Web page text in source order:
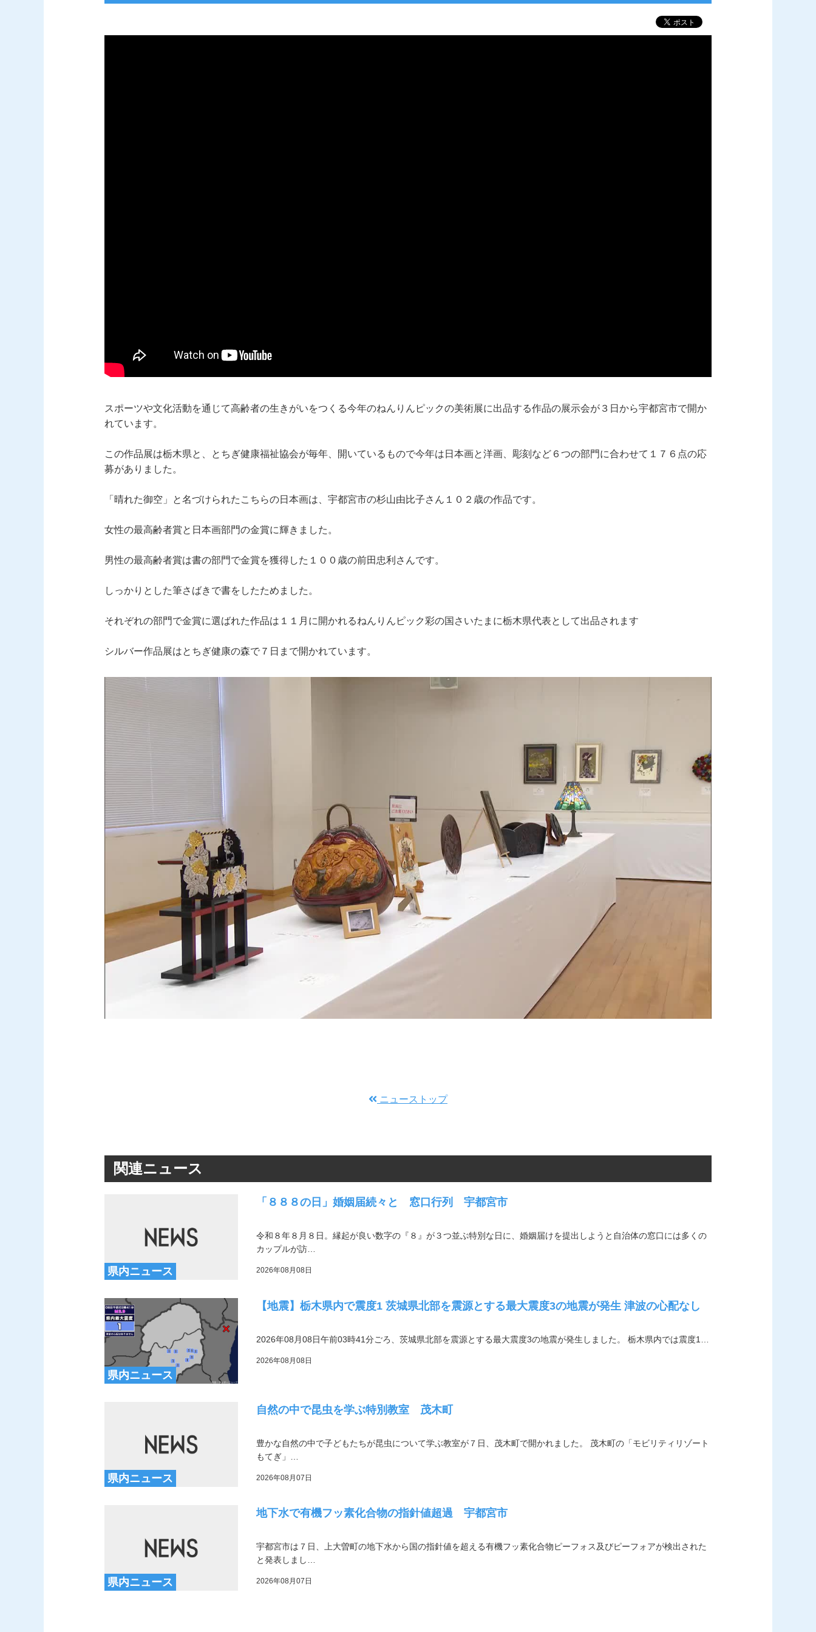
スポーツや文化活動を通じて高齢者の生きがいをつくる今年のねんりんピックの美術展に出品する作品の展示会が３日から宇都宮市で開か
れています。
この作品展は栃木県と、とちぎ健康福祉協会が毎年、開いているもので今年は日本画と洋画、彫刻など６つの部門に合わせて１７６点の応
募がありました。
「晴れた御空」と名づけられたこちらの日本画は、宇都宮市の杉山由比子さん１０２歳の作品です。
女性の最高齢者賞と日本画部門の金賞に輝きました。
男性の最高齢者賞は書の部門で金賞を獲得した１００歳の前田忠利さんです。
しっかりとした筆さばきで書をしたためました。
それぞれの部門で金賞に選ばれた作品は１１月に開かれるねんりんピック彩の国さいたまに栃木県代表として出品されます
シルバー作品展はとちぎ健康の森で７日まで開かれています。
ニューストップ
関連ニュース
県内ニュース
「８８８の日」婚姻届続々と 窓口行列 宇都宮市
令和８年８月８日。縁起が良い数字の『８』が３つ並ぶ特別な日に、婚姻届けを提出しようと自治体の窓口には多くの
カップルが訪…
2026年08月08日
県内ニュース
【地震】栃木県内で震度1 茨城県北部を震源とする最大震度3の地震が発生 津波の心配なし
2026年08月08日午前03時41分ごろ、茨城県北部を震源とする最大震度3の地震が発生しました。 栃木県内では震度1…
2026年08月08日
県内ニュース
自然の中で昆虫を学ぶ特別教室 茂木町
豊かな自然の中で子どもたちが昆虫について学ぶ教室が７日、茂木町で開かれました。 茂木町の「モビリティリゾート
もてぎ」…
2026年08月07日
県内ニュース
地下水で有機フッ素化合物の指針値超過 宇都宮市
宇都宮市は７日、上大曽町の地下水から国の指針値を超える有機フッ素化合物ピーフォス及びピーフォアが検出された
と発表しまし…
2026年08月07日